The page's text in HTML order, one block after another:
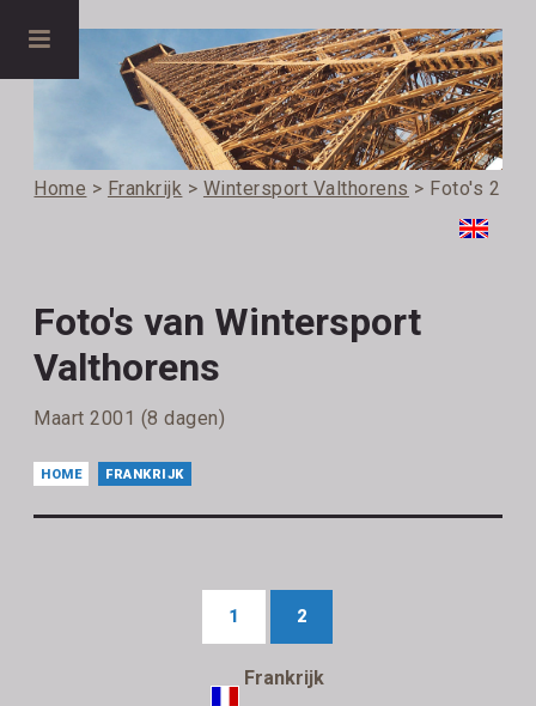
Home > Frankrijk > Wintersport Valthorens > Foto's 2
Foto's van Wintersport
Valthorens
Maart 2001 (8 dagen)
HOME FRANKRIJK
1 2
Frankrijk